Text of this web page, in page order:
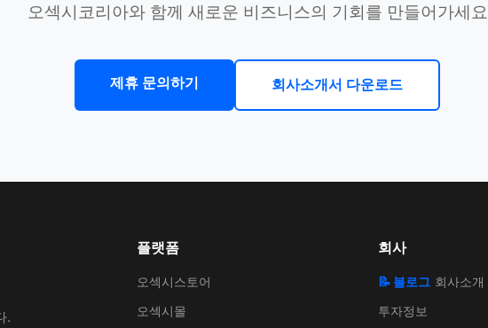
오섹시코리아와 함께 새로운 비즈니스의 기회를 만들어가세요
제휴 문의하기 회사소개서 다운로드
.
플랫폼
오섹시스토어
오섹시몰
회사
📝 블로그 회사소개
투자정보